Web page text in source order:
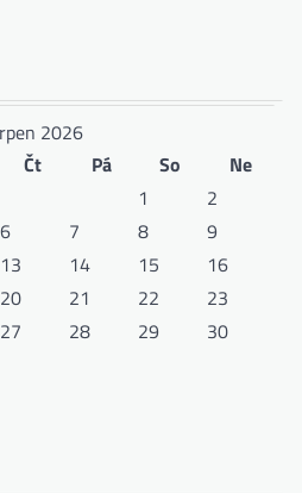
2026
Čt Pá So
Ne
1
2
6 7 8
9
13 14 15
16
20 21 22
23
27 28 29
30